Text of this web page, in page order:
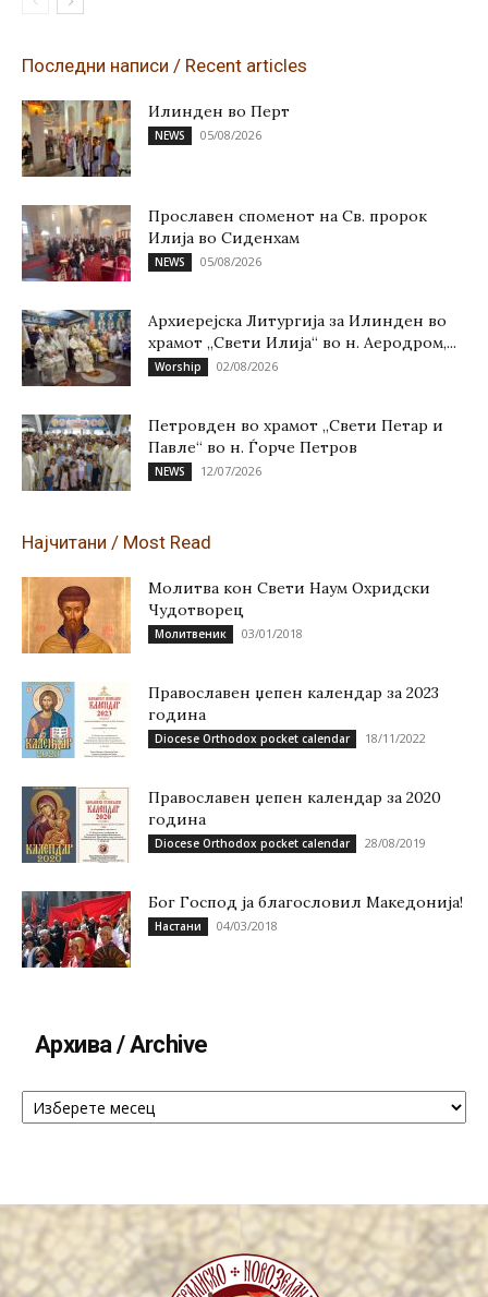
Последни написи / Recent articles
Илинден во Перт
NEWS 05/08/2026
Прославен споменот на Св. пророк
Илија во Сиденхам
NEWS 05/08/2026
Архиерејска Литургија за Илинден во
храмот „Свети Илија“ во н. Аеродром,...
Worship 02/08/2026
Петровден во храмот „Свети Петар и
Павле“ во н. Ѓорче Петров
NEWS 12/07/2026
Најчитани / Most Read
Молитва кон Свети Наум Охридски
Чудотворец
Молитвеник 03/01/2018
Православен џепен календар за 2023
година
Diocese Orthodox pocket calendar 18/11/2022
Православен џепен календар за 2020
година
Diocese Orthodox pocket calendar 28/08/2019
Бог Господ ја благословил Македонија!
Настани 04/03/2018
Архива / Archive
Архива